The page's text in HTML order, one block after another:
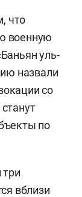
что
военную
уль-
назвали
со
по
три
вблизи